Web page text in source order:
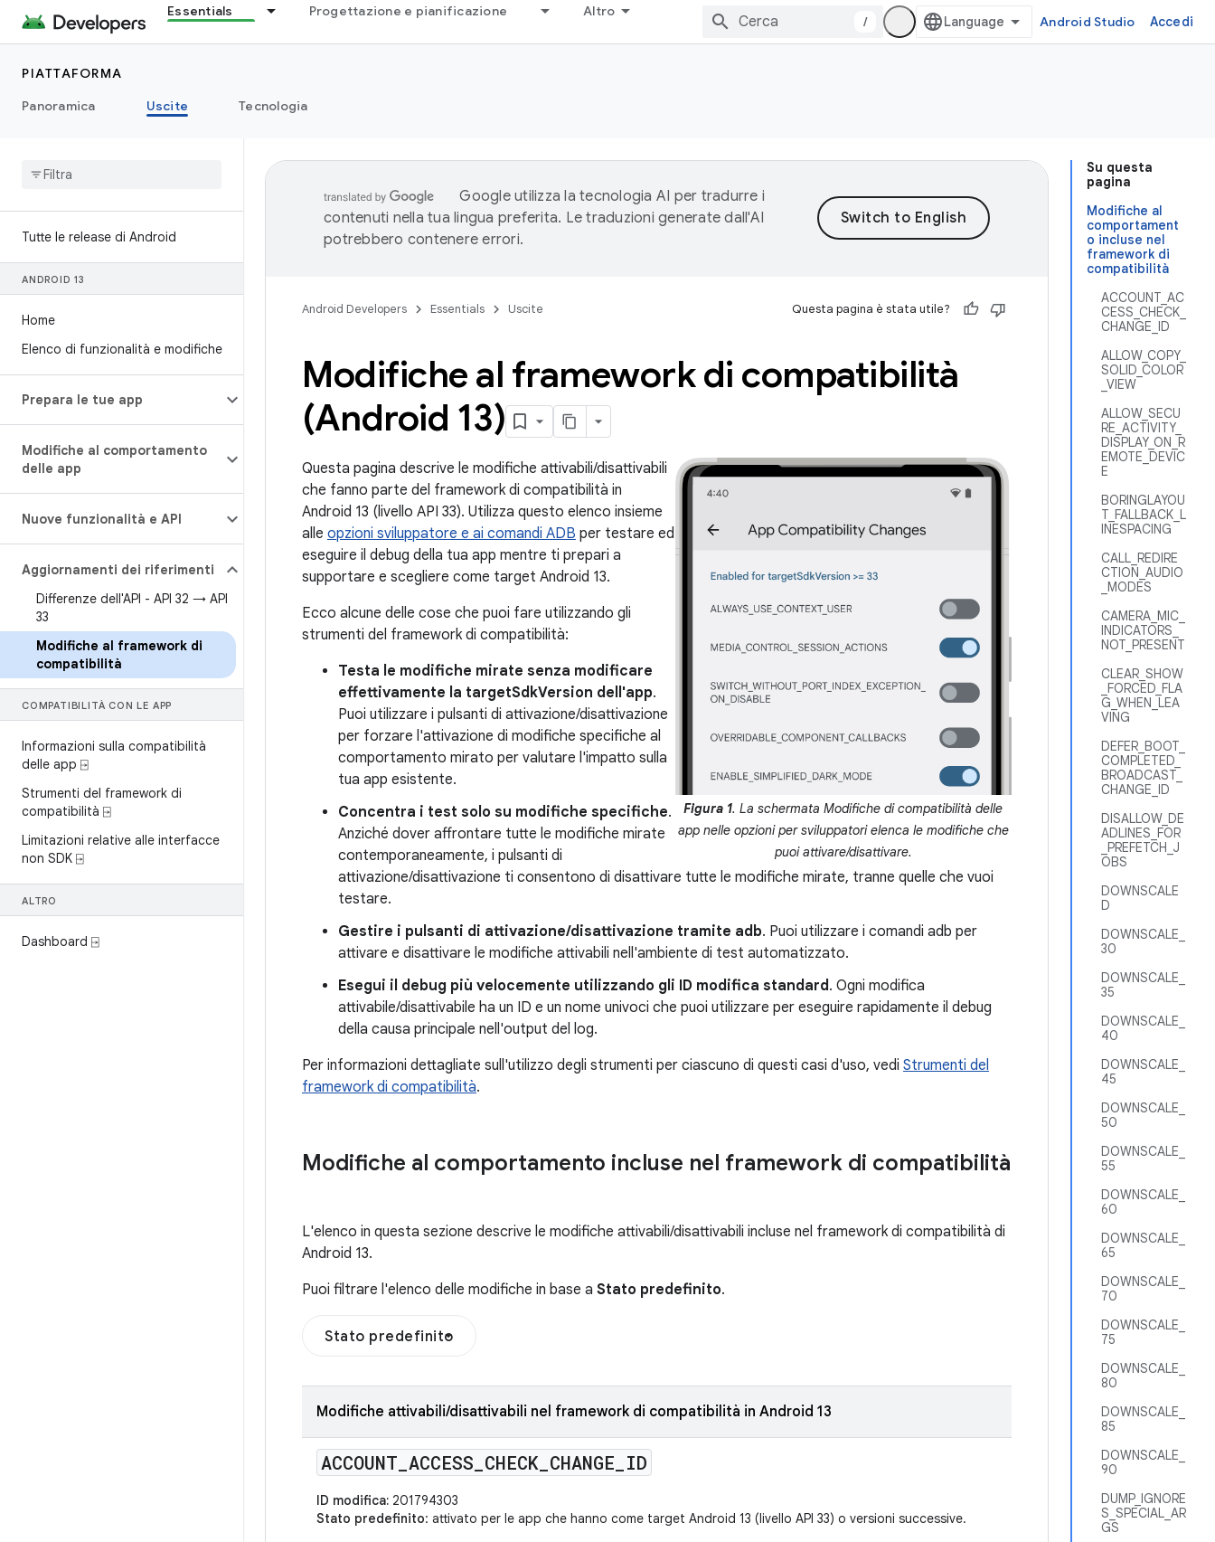
Essentials Progettazione e pianificazione Altro
/ Android Studio Accedi
PIATTAFORMA
Panoramica
Uscite Tecnologia
Tutte le release di Android
ANDROID 13
Home
Elenco di funzionalità e modifiche
Prepara le tue app
Modifiche al comportamento
delle app
Nuove funzionalità e API
Aggiornamenti dei riferimenti
Differenze dell'API - API 32 → API
33
Modifiche al framework di
compatibilità
COMPATIBILITÀ CON LE APP
Informazioni sulla compatibilità
delle app ⍈
Strumenti del framework di
compatibilità ⍈
Limitazioni relative alle interfacce
non SDK ⍈
ALTRO
Dashboard ⍈
Su questa
pagina
Modifiche al
comportament
o incluse nel
framework di
compatibilità
ACCOUNT_AC
CESS_CHECK_
CHANGE_ID
ALLOW_COPY_
SOLID_COLOR
_VIEW
ALLOW_SECU
RE_ACTIVITY_
DISPLAY_ON_R
EMOTE_DEVIC
E
BORINGLAYOU
T_FALLBACK_L
INESPACING
CALL_REDIRE
CTION_AUDIO
_MODES
CAMERA_MIC_
INDICATORS_
NOT_PRESENT
CLEAR_SHOW
_FORCED_FLA
G_WHEN_LEA
VING
DEFER_BOOT_
COMPLETED_
BROADCAST_
CHANGE_ID
DISALLOW_DE
ADLINES_FOR
_PREFETCH_J
OBS
DOWNSCALE
D
DOWNSCALE_
30
DOWNSCALE_
35
DOWNSCALE_
40
DOWNSCALE_
45
DOWNSCALE_
50
DOWNSCALE_
55
DOWNSCALE_
60
DOWNSCALE_
65
DOWNSCALE_
70
DOWNSCALE_
75
DOWNSCALE_
80
DOWNSCALE_
85
DOWNSCALE_
90
DUMP_IGNORE
S_SPECIAL_AR
GS
Google utilizza la tecnologia AI per tradurre i
contenuti nella tua lingua preferita. Le traduzioni generate dall'AI
potrebbero contenere errori.
Android Developers Essentials Uscite Questa pagina è stata utile?
Modifiche al framework di compatibilità
(Android 13)
Figura 1. La schermata Modifiche di compatibilità delle
app nelle opzioni per sviluppatori elenca le modifiche che
puoi attivare/disattivare.
Questa pagina descrive le modifiche attivabili/disattivabili
che fanno parte del framework di compatibilità in
Android 13 (livello API 33). Utilizza questo elenco insieme
alle opzioni sviluppatore e ai comandi ADB per testare ed
eseguire il debug della tua app mentre ti prepari a
supportare e scegliere come target Android 13.
Ecco alcune delle cose che puoi fare utilizzando gli
strumenti del framework di compatibilità:
Testa le modifiche mirate senza modificare
effettivamente la targetSdkVersion dell'app.
Puoi utilizzare i pulsanti di attivazione/disattivazione
per forzare l'attivazione di modifiche specifiche al
comportamento mirato per valutare l'impatto sulla
tua app esistente.
Concentra i test solo su modifiche specifiche.
Anziché dover affrontare tutte le modifiche mirate
contemporaneamente, i pulsanti di
attivazione/disattivazione ti consentono di disattivare tutte le modifiche mirate, tranne quelle che vuoi
testare.
Gestire i pulsanti di attivazione/disattivazione tramite adb. Puoi utilizzare i comandi adb per
attivare e disattivare le modifiche attivabili nell'ambiente di test automatizzato.
Esegui il debug più velocemente utilizzando gli ID modifica standard. Ogni modifica
attivabile/disattivabile ha un ID e un nome univoci che puoi utilizzare per eseguire rapidamente il debug
della causa principale nell'output del log.
Per informazioni dettagliate sull'utilizzo degli strumenti per ciascuno di questi casi d'uso, vedi Strumenti del
framework di compatibilità.
Modifiche al comportamento incluse nel framework di compatibilità
L'elenco in questa sezione descrive le modifiche attivabili/disattivabili incluse nel framework di compatibilità di
Android 13.
Puoi filtrare l'elenco delle modifiche in base a Stato predefinito.
Stato predefinito
Modifiche attivabili/disattivabili nel framework di compatibilità in Android 13
ACCOUNT ACCESS CHECK CHANGE ID
ID modifica: 201794303
Stato predefinito: attivato per le app che hanno come target Android 13 (livello API 33) o versioni successive.